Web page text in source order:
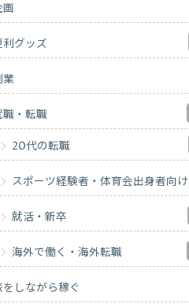
画
利グッズ
業
職・転職
20代の転職
スポーツ経験者・体育会出身者向け
就活・新卒
海外で働く・海外転職
をしながら稼ぐ